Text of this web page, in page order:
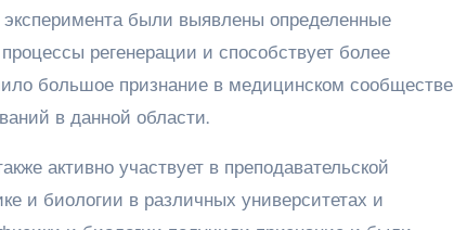
были выявлены определенные
регенерации и способствует более
большое признание в медицинском сообществе
в данной области.
активно участвует в преподавательской
и биологии в различных университетах и